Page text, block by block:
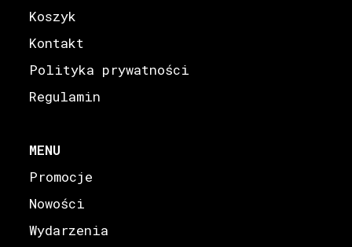
Koszyk
Kontakt
Polityka prywatności
Regulamin
MENU
Promocje
Nowości
Wydarzenia